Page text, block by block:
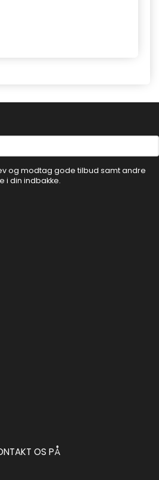
og modtag gode tilbud samt andre
i din indbakke.
OS PÅ